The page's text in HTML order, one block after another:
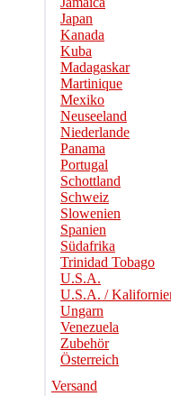
Japan
Kanada
Kuba
Madagaskar
Martinique
Mexiko
Neuseeland
Niederlande
Panama
Portugal
Schottland
Schweiz
Slowenien
Spanien
Südafrika
Trinidad Tobago
U.S.A.
U.S.A. /
Ungarn
Venezuela
Zubehör
Österreich
Versand